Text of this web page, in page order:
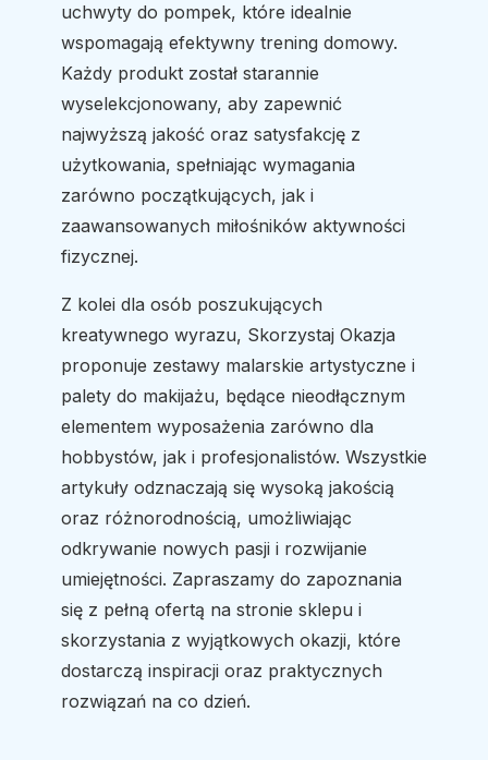
uchwyty do pompek, które idealnie
wspomagają efektywny trening domowy.
Każdy produkt został starannie
wyselekcjonowany, aby zapewnić
najwyższą jakość oraz satysfakcję z
użytkowania, spełniając wymagania
zarówno początkujących, jak i
zaawansowanych miłośników aktywności
fizycznej.
Z kolei dla osób poszukujących
kreatywnego wyrazu, Skorzystaj Okazja
proponuje zestawy malarskie artystyczne i
palety do makijażu, będące nieodłącznym
elementem wyposażenia zarówno dla
hobbystów, jak i profesjonalistów. Wszystkie
artykuły odznaczają się wysoką jakością
oraz różnorodnością, umożliwiając
odkrywanie nowych pasji i rozwijanie
umiejętności. Zapraszamy do zapoznania
się z pełną ofertą na stronie sklepu i
skorzystania z wyjątkowych okazji, które
dostarczą inspiracji oraz praktycznych
rozwiązań na co dzień.